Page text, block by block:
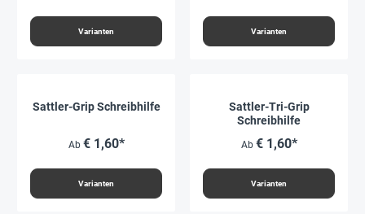
Varianten Varianten
Sattler-Grip Schreibhilfe
Ab € 1,60*
Varianten
Sattler-Tri-Grip
Schreibhilfe
Ab € 1,60*
Varianten